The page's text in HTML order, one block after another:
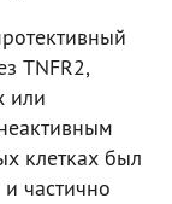
TNFR2,
или
клетках был
частично